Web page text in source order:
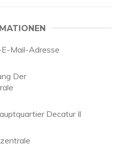
Mail-Adresse
Der
Decatur Il